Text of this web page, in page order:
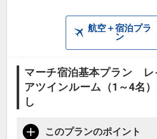
航空＋宿泊プラ
ン
マーチ宿泊基本プラン レ
アツインルーム（1～4名
し
このプランのポイント